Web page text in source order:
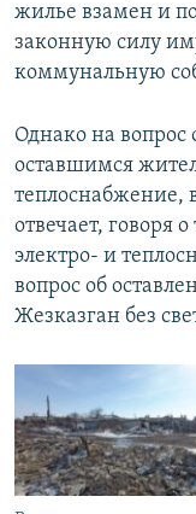
жилье взамен и
законную силу
коммунальную
Однако на
оставшимся
теплоснабжение,
отвечает, говоря
электро- и
вопрос об
Жезказган без